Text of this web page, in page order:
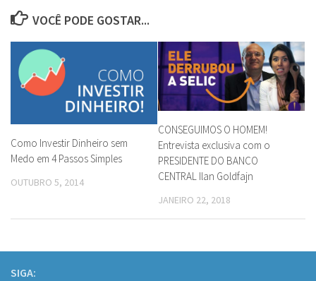
VOCÊ PODE GOSTAR...
Como Investir Dinheiro sem
Medo em 4 Passos Simples
OUTUBRO 5, 2014
CONSEGUIMOS O HOMEM!
Entrevista exclusiva com o
PRESIDENTE DO BANCO
CENTRAL Ilan Goldfajn
JANEIRO 22, 2018
SIGA: